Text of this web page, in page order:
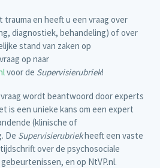
en heeft u een vraag over
diagnostiek, behandeling) of over
stand van zaken op
op naar
voor de Supervisierubriek!
wordt beantwoord door experts
is een unieke kans om een expert
(klinische of
De Supervisierubriekheeft een vaste
over de psychosociale
en op NtVP.nl.